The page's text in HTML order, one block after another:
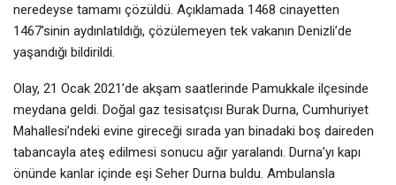
neredeyse tamamı çözüldü. Açıklamada 1468 cinayetten
1467’sinin aydınlatıldığı, çözülemeyen tek vakanın Denizli’de
yaşandığı bildirildi.
Olay, 21 Ocak 2021’de akşam saatlerinde Pamukkale ilçesinde
meydana geldi. Doğal gaz tesisatçısı Burak Durna, Cumhuriyet
Mahallesi’ndeki evine gireceği sırada yan binadaki boş daireden
tabancayla ateş edilmesi sonucu ağır yaralandı. Durna’yı kapı
önünde kanlar içinde eşi Seher Durna buldu. Ambulansla